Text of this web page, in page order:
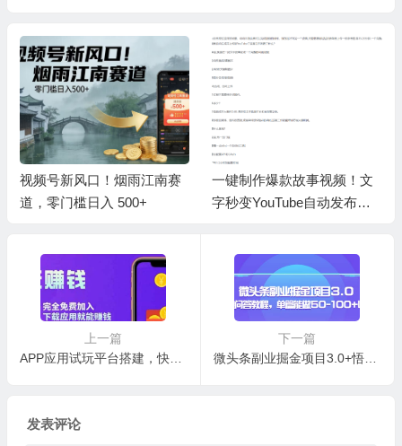
视频号新风口！烟雨江南赛
道，零门槛日入 500+
一键制作爆款故事视频！文
字秒变YouTube自动发布的
上一篇
APP应用试玩平台搭建，快速实现被动收益，轻松日入几百（程序+教程）
下一篇
微头条副业掘金项目3.0+悟空问答教程，单篇能做50-100+收益
发表评论